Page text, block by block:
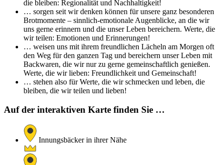
die bleiben: Regionalität und Nachhaltigkeit!
… sorgen seit wir denken können für unsere ganz besonderen
Brotmomente – sinnlich-emotionale Augenblicke, an die wir
uns gerne erinnern und die unser Leben bereichern. Werte, die
wir teilen: Emotionen und Erinnerungen!
… weisen uns mit ihrem freundlichen Lächeln am Morgen oft
den Weg für den ganzen Tag und bereichern unser Leben mit
Backwaren, die wir nur zu gerne gemeinschaftlich genießen.
Werte, die wir lieben: Freundlichkeit und Gemeinschaft!
… stehen also für Werte, die wir schmecken und leben, die
bleiben, die wir teilen und lieben!
Auf der interaktiven Karte finden Sie …
Innungsbäcker in ihrer Nähe